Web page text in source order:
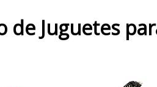
de Juguetes